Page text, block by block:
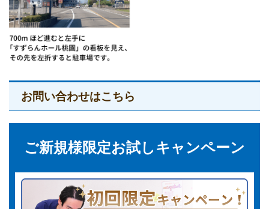
お問い合わせはこちら
ご新規様限定お試しキャンペーン